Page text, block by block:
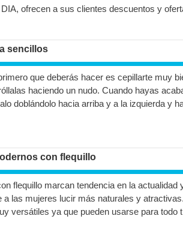
ofrecen a sus clientes descuentos y
sencillos
que deberás hacer es cepillarte muy
haciendo un nudo. Cuando hayas
doblándolo hacia arriba y a la izquierda y
con flequillo
flequillo marcan tendencia en la actualidad
a las mujeres lucir más naturales y
versátiles ya que pueden usarse para todo